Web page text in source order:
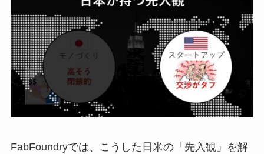
FabFoundryでは、こうした日米の「先入観」を解